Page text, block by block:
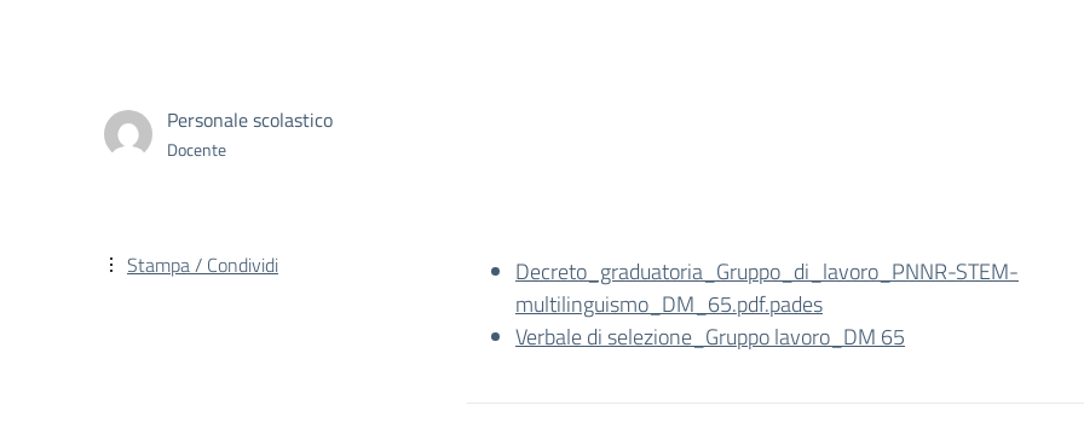
Personale scolastico
Docente
Decreto_graduatoria_Gruppo_di_lavoro_PNNR-STEM-
multilinguismo_DM_65.pdf.pades
Verbale di selezione_Gruppo lavoro_DM 65
Stampa / Condividi